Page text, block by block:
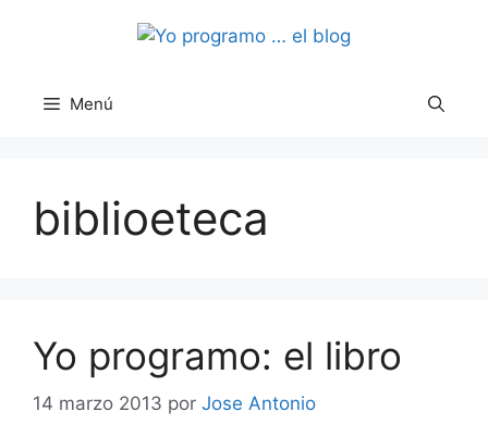
Menú
biblioeteca
Yo programo: el libro
14 marzo 2013 por Jose Antonio